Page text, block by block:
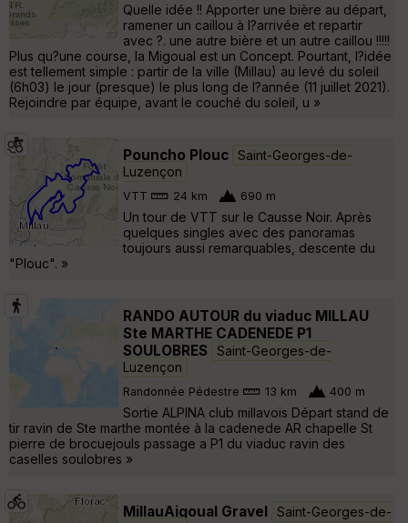
Quelle idée !! Apporter une bière au départ,
ramener un caillou à l?arrivée et repartir
avec ?. une autre bière et un autre caillou !!!!!
Plus qu?une course, la Migoual est un Concept. Pourtant, l?idée
est tellement simple : partir de la ville (Millau) au levé du soleil
(6h03) le jour (presque) le plus long de l?année (11 juillet 2021).
Rejoindre par équipe, avant le couché du soleil, u »
Pouncho Plouc Saint-Georges-de-
Luzençon
VTT 24 km 690 m
Un tour de VTT sur le Causse Noir. Après
quelques singles avec des panoramas
toujours aussi remarquables, descente du
"Plouc". »
RANDO AUTOUR du viaduc MILLAU
Ste MARTHE CADENEDE P1
SOULOBRES
Saint-Georges-de-
Luzençon
Randonnée Pédestre 13 km 400 m
Sortie ALPINA club millavois Départ stand de
tir ravin de Ste marthe montée à la cadenede AR chapelle St
pierre de brocuejouls passage a P1 du viaduc ravin des
caselles soulobres »
MillauAigoual Gravel
Saint-Georges-de-